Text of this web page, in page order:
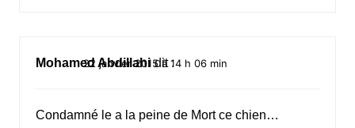
Mohamed Abdillahi dit :
22 janvier 2015 à 14 h 06 min
Condamné le a la peine de Mort ce chien…